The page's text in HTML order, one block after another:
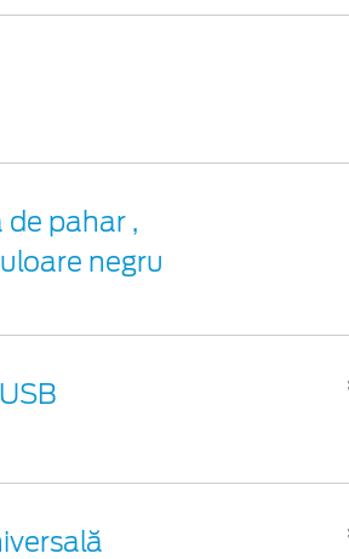
pahar ,
negru